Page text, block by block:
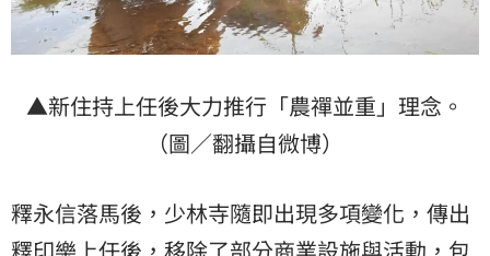
▲新住持上任後大力推行「農禪並重」理念。
（圖／翻攝自微博）
釋永信落馬後，少林寺隨即出現多項變化，傳出
釋印樂上任後，移除了部分商業設施與活動，包